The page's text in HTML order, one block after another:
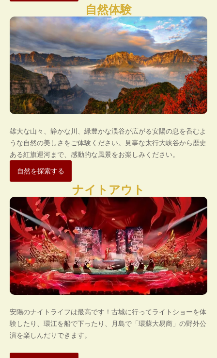
自然体験
雄大な山々、静かな川、緑豊かな渓谷が広がる安陽の息を呑むよ
うな自然の美しさをご体験ください。見事な太行大峡谷から歴史
ある紅旗運河まで、感動的な風景をお楽しみください。
自然を探索する
ナイトアウト
安陽のナイトライフは最高です！古城に行ってライトショーを体
験したり、環江を船で下ったり、月島で「環蘇大易商」の野外公
演を楽しんだりできます。